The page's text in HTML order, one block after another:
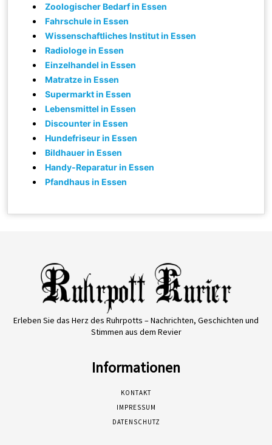
Zoologischer Bedarf in Essen
Fahrschule in Essen
Wissenschaftliches Institut in Essen
Radiologe in Essen
Einzelhandel in Essen
Matratze in Essen
Supermarkt in Essen
Lebensmittel in Essen
Discounter in Essen
Hundefriseur in Essen
Bildhauer in Essen
Handy-Reparatur in Essen
Pfandhaus in Essen
Erleben Sie das Herz des Ruhrpotts – Nachrichten, Geschichten und
Stimmen aus dem Revier
Informationen
KONTAKT
IMPRESSUM
DATENSCHUTZ